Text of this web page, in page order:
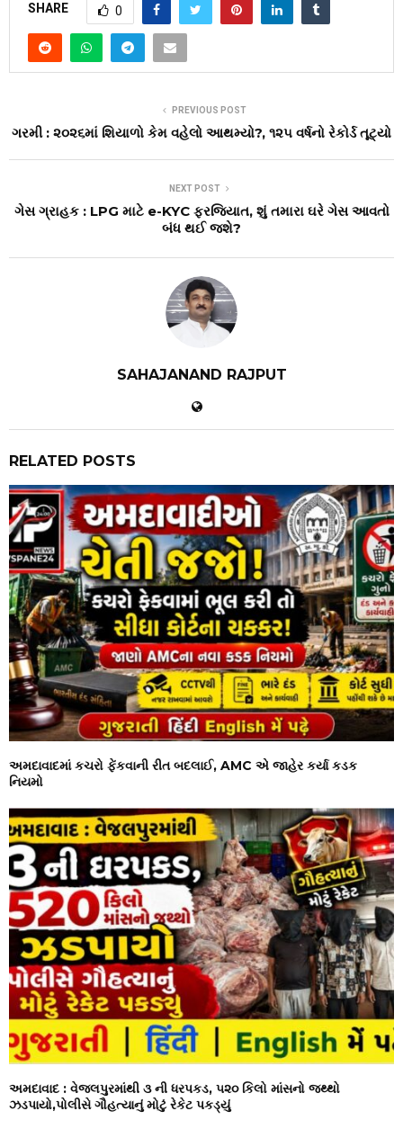
SHARE 0
PREVIOUS POST
ગરમી : ૨૦૨૬માં શિયાળો કેમ વહેલો આથમ્યો?, ૧૨૫ વર્ષનો રેકોર્ડ તૂટ્યો
NEXT POST
ગેસ ગ્રાહક : LPG માટે e-KYC ફરજિયાત, શું તમારા ઘરે ગેસ આવતો
બંધ થઈ જશે?
SAHAJANAND RAJPUT
RELATED POSTS
અમદાવાદમાં કચરો ફેંકવાની રીત બદલાઈ, AMC એ જાહેર કર્યા કડક
નિયમો
અમદાવાદ : વેજલપુરમાંથી ૩ ની ધરપકડ, ૫૨૦ કિલો માંસનો જથ્થો
ઝડપાયો,પોલીસે ગૌહત્યાનું મોટું રેકેટ પકડ્યું